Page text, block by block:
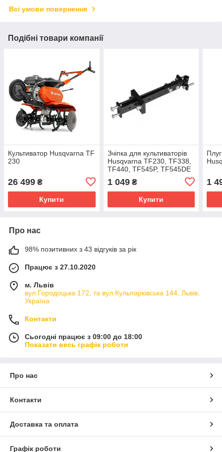
Всі умови повернення
Подібні товари компанії
Культиватор Husqvarna TF
230
26 499 ₴
Купити
Зчіпка для культиваторів
Husqvarna TF230, TF338,
TF440, TF545P, TF545DE
1 049₴
Купити
1
Про нас
98% позитивних з 43 відгуків за рік
Працює з 27.10.2020
м. Львів
вул.Городоцька 172, та вул.Кульпарківська 144, Львів,
Україна
Контакти
Сьогодні працює з 09:00 до 18:00
Показати весь графік роботи
Про нас
Контакти
Доставка та оплата
Графік роботи